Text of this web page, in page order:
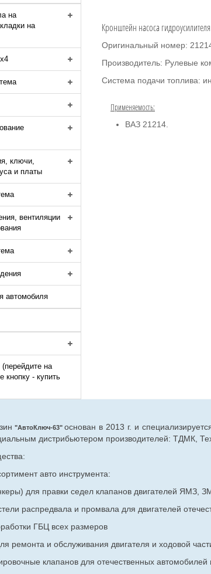
на
на
ключи,
и платы
вентиляции
автомобиля
на
кнопку - купить
Кронштейн насоса
Оригинальный номер:
Производитель: Рулевые
Система подачи топлива:
Применяемость:
ВАЗ 21214.
"АвтоКлюч-63"основан в 2013 г. и
дистрибьютером производителей: ТДМК,
авто инструмента:
для правки седел клапанов двигателей ЯМЗ,
распредвала и промвала для двигателей
ГБЦ всех размеров
ремонта и обслуживания двигателя и ходовой
клапанов для отечественныхавтомобилей